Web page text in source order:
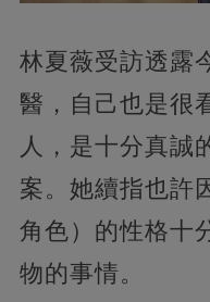
林夏薇受訪透露
醫，自己也是很
人，是十分真誠
案。她續指也許
角色）的性格十
物的事情。